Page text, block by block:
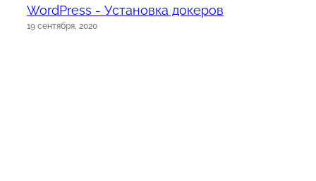
WordPress - Установка докеров
19 сентября, 2020